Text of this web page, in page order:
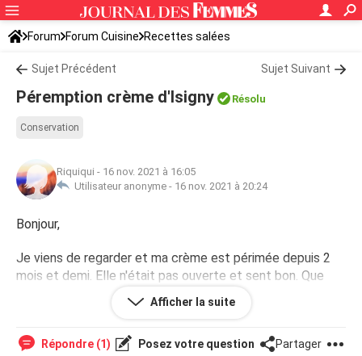
Forum Forum Cuisine Recettes salées
Sujet Précédent Sujet Suivant
Péremption crème d'Isigny Résolu
Conservation
Riquiqui - 16 nov. 2021 à 16:05
Utilisateur anonyme - 16 nov. 2021 à 20:24
Bonjour,
Je viens de regarder et ma crème est périmée depuis 2
mois et demi. Elle n'était pas ouverte et sent bon. Que
Afficher la suite
Répondre (1) Posez votre question Partager